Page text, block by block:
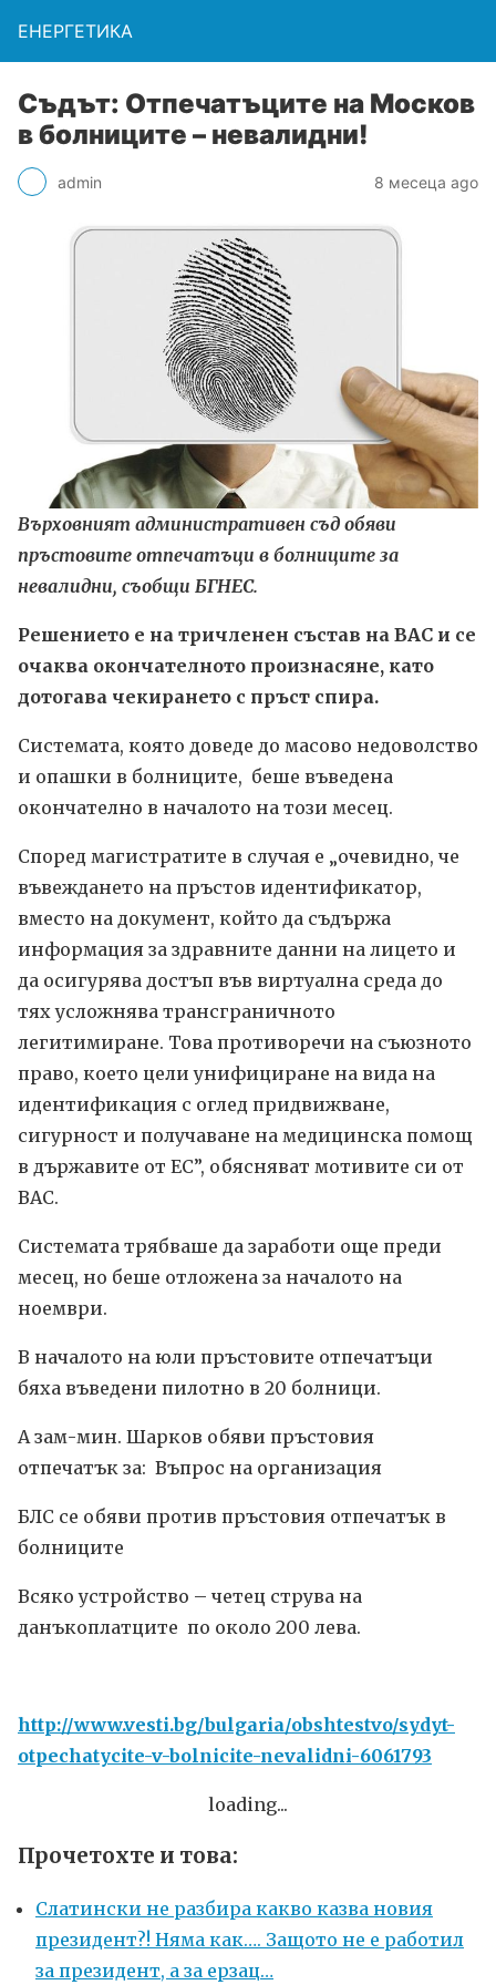
ЕНЕРГЕТИКА
Съдът: Отпечатъците на Москов
в болниците – невалидни!
admin 8 месеца ago
Върховният административен съд обяви
пръстовите отпечатъци в болниците за
невалидни, съобщи БГНЕС.
Решението е на тричленен състав на ВАС и се
очаква окончателното произнасяне, като
дотогава чекирането с пръст спира.
Системата, която доведе до масово недоволство
и опашки в болниците, беше въведена
окончателно в началото на този месец.
Според магистратите в случая е „очевидно, че
въвеждането на пръстов идентификатор,
вместо на документ, който да съдържа
информация за здравните данни на лицето и
да осигурява достъп във виртуална среда до
тях усложнява трансграничното
легитимиране. Това противоречи на съюзното
право, което цели унифициране на вида на
идентификация с оглед придвижване,
сигурност и получаване на медицинска помощ
в държавите от ЕС”, обясняват мотивите си от
ВАС.
Системата трябваше да заработи още преди
месец, но беше отложена за началото на
ноември.
В началото на юли пръстовите отпечатъци
бяха въведени пилотно в 20 болници.
A зам-мин. Шарков обяви пръстовия
отпечатък за: Въпрос на организация
БЛС се обяви против пръстовия отпечатък в
болниците
Всяко устройство – четец струва на
данъкоплатците по около 200 лева.
http://www.vesti.bg/bulgaria/obshtestvo/sydyt-
otpechatycite-v-bolnicite-nevalidni-6061793
loading...
Прочетохте и това:
Слатински не разбира какво казва новия
президент?! Няма как…. Защото не е работил
за президент, а за ерзац…